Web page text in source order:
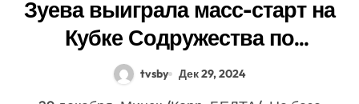
Зуева выиграла масс-старт на
Кубке Содружества по
конькобежному спорту, всего
у сборной 13 наград
tvsby Дек 29, 2024